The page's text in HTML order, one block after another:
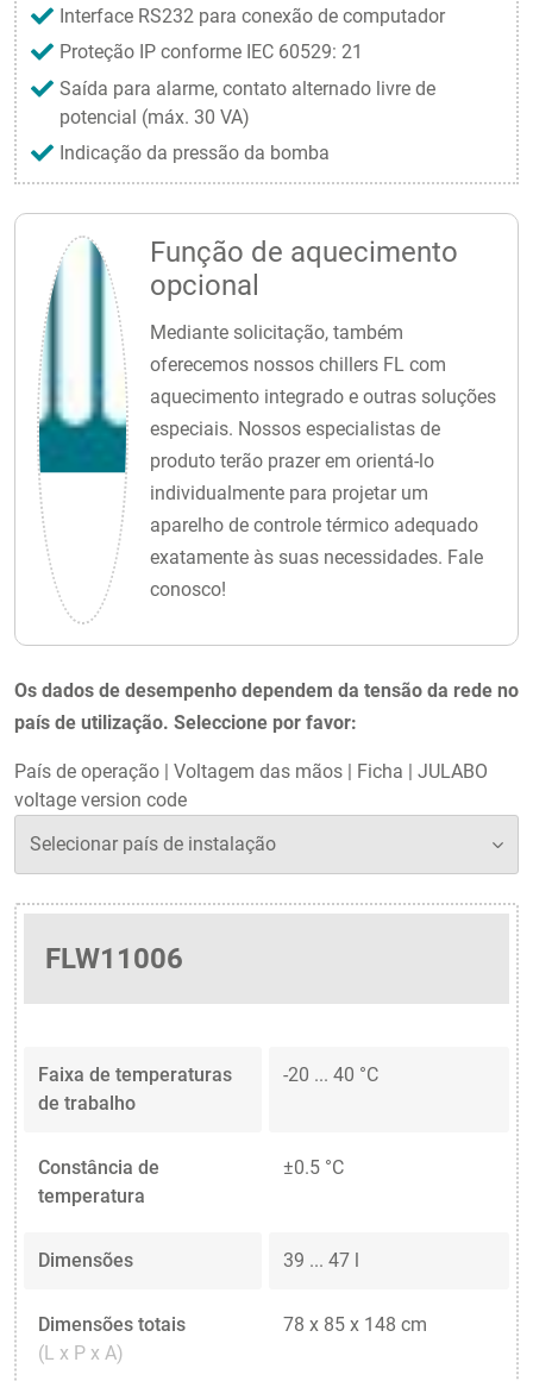
Função de aquecimento
opcional
Mediante solicitação, também
oferecemos nossos chillers FL com
aquecimento integrado e outras soluções
especiais. Nossos especialistas de
produto terão prazer em orientá-lo
individualmente para projetar um
aparelho de controle térmico adequado
exatamente às suas necessidades. Fale
conosco!
Os dados de desempenho dependem da tensão da rede no
país de utilização. Seleccione por favor:
País de operação Voltagem das mãos Ficha
JULABO
voltage version code
FLW11006
Faixa de temperaturas
de trabalho
-20 ... 40 °C
Constância de
temperatura
±0.5 °C
Dimensões 39 ... 47 l
Dimensões totais
(L x P x A)
78 x 85 x 148 cm
Interface RS232 para conexão de computador
Proteção IP conforme IEC 60529: 21
Saída para alarme, contato alternado livre de
potencial (máx. 30 VA)
Indicação da pressão da bomba